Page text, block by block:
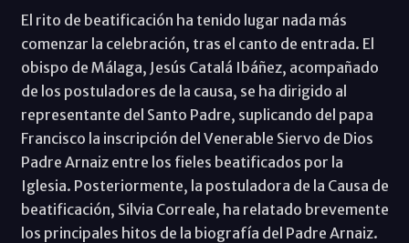
El rito de beatificación ha tenido lugar nada más
comenzar la celebración, tras el canto de entrada. El
obispo de Málaga, Jesús Catalá Ibáñez, acompañado
de los postuladores de la causa, se ha dirigido al
representante del Santo Padre, suplicando del papa
Francisco la inscripción del Venerable Siervo de Dios
Padre Arnaiz entre los fieles beatificados por la
Iglesia. Posteriormente, la postuladora de la Causa de
beatificación, Silvia Correale, ha relatado brevemente
los principales hitos de la biografía del Padre Arnaiz.